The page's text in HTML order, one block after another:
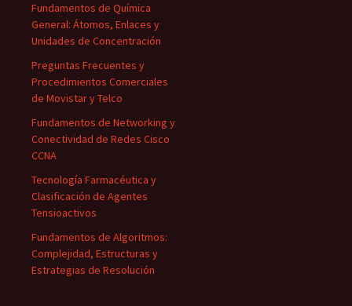
Fundamentos de Química
General: Átomos, Enlaces y
Unidades de Concentración
Preguntas Frecuentes y
Procedimientos Comerciales
de Movistar y Telco
Fundamentos de Networking y
Conectividad de Redes Cisco
CCNA
Tecnología Farmacéutica y
Clasificación de Agentes
Tensioactivos
Fundamentos de Algoritmos:
Complejidad, Estructuras y
Estrategias de Resolución